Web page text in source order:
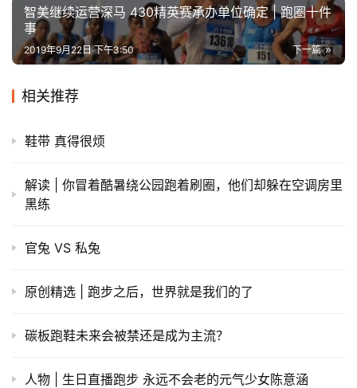
智美继续运营深马 430精英赛承办单位确定 | 跑圈十件
事
下一篇
2019年9月22日 下午3:50
相关推荐
鞋带 真得很烦
解读 | 你冒着酷暑绕公园跑着刷圈，他们却躲在空调房里
黑练
官兔 VS 私兔
原创精选 | 跑步之后，世界就是我们的了
碳板跑鞋未来会被禁还是成为主流？
人物 | 生日直播跑步 永远不会老的元气少女陈意涵